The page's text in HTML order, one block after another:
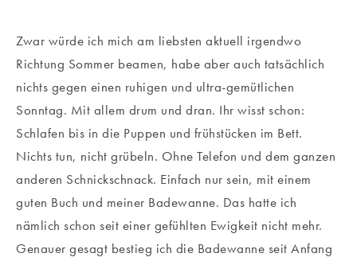
Zwar würde ich mich am liebsten aktuell irgendwo
Richtung Sommer beamen, habe aber auch tatsächlich
nichts gegen einen ruhigen und ultra-gemütlichen
Sonntag. Mit allem drum und dran. Ihr wisst schon:
Schlafen bis in die Puppen und frühstücken im Bett.
Nichts tun, nicht grübeln. Ohne Telefon und dem ganzen
anderen Schnickschnack. Einfach nur sein, mit einem
guten Buch und meiner Badewanne. Das hatte ich
nämlich schon seit einer gefühlten Ewigkeit nicht mehr.
Genauer gesagt bestieg ich die Badewanne seit Anfang